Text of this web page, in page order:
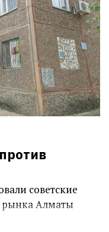
советские
рынка Алматы